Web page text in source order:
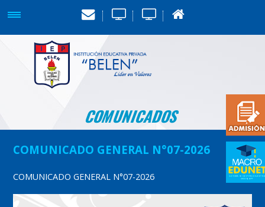
COMUNICADOS
COMUNICADO GENERAL N°07-2026
COMUNICADO GENERAL N°07-2026